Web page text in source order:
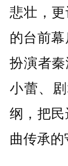
悲壮，
的台前
扮演者
小蕾、
纲，把
曲传承